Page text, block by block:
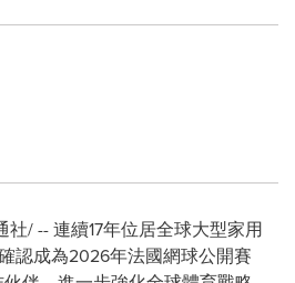
社/ -- 連續17年位居全球大型家用
確認成為2026年法國網球公開賽